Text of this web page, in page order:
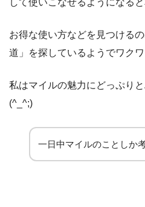
して使いこなせるようになる
お得な使い方などを見つける
道」を探しているようでワク
私はマイルの魅力にどっぷり
(^_^;)
一日中マイルのことしか